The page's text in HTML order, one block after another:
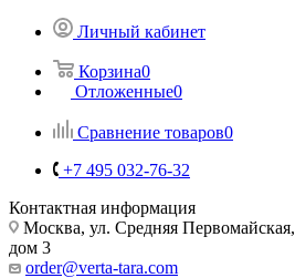
Личный кабинет
Корзина0
Отложенные0
Сравнение товаров0
+7 495 032-76-32
Контактная информация
Москва, ул. Средняя Первомайская,
дом 3
order@verta-tara.com